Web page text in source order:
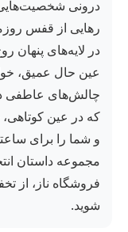
درونی
رهایی از قفس
در لایه‌های پنهان
عین حال عمیق،
چالش‌های عاطفی
که در عین
و شما را برای
مجموعه داستان
فروشگاه ناز، از
شوید.